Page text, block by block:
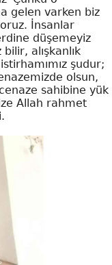
gelen varken biz
İnsanlar
düşemeyiz
alışkanlık
şudur;
olsun,
sahibine yük
Allah rahmet